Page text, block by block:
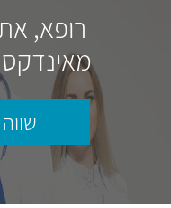
רופא,